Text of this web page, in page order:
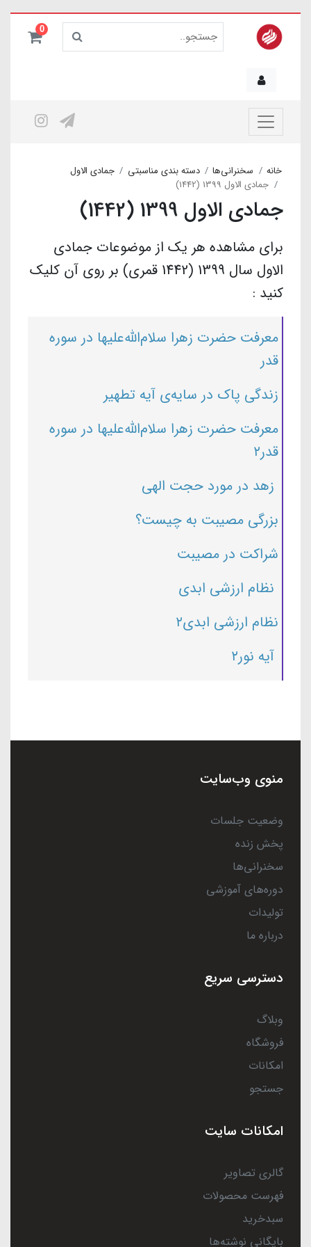
0
خانه سخنرانی‌ها دسته بندی مناسبتی
جمادی الاول
جمادی الاول 1399 (1442)
جمادی الاول 1399 (1442)
برای مشاهده هر یک از موضوعات جمادی
الاول سال 1399 (1442 قمری) بر روی آن کلیک
کنید :
معرفت حضرت زهرا سلام‌الله‌علیها در سوره
قدر
زندگی پاک در سایه‌ی آیه‌ تطهیر
معرفت حضرت زهرا سلام‌الله‌علیها در سوره
قدر۲
زهد در مورد حجت الهی
بزرگی مصیبت به چیست؟
شراکت در مصیبت
نظام ارزشی ابدی
نظام ارزشی ابدی۲
آیه نور۲
منوی وب‌سایت
وضعیت جلسات
پخش زنده
سخنرانی‌ها
دوره‌های آموزشی
تولیدات
درباره ما
دسترسی سریع
وبلاگ
فروشگاه
امکانات
جستجو
امکانات سایت
گالری تصاویر
فهرست محصولات
سبدخرید
بایگانی نوشته‌ها